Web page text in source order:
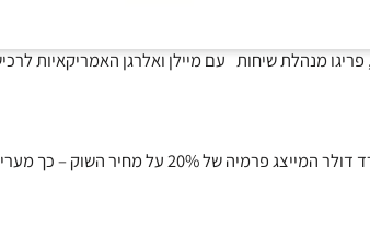
פריגו מנהלת שיחות עם מיילן ואלרגן האמריקאיות
פריגו עשויה להיות יעד לרכישה במחיר של 180 דולר למניה, כלומר, לפי שווי של 24 מיליארד דולר המייצג